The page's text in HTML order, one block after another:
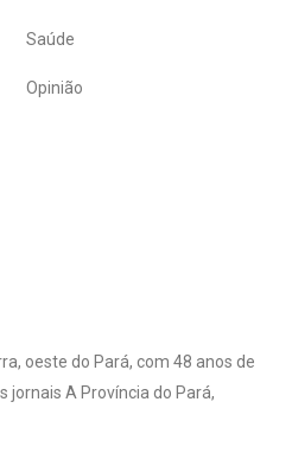
Saúde
Opinião
oeste do Pará, com 48 anos de
jornais A Província do Pará,